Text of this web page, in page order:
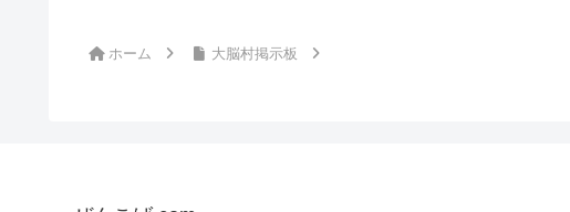
ホーム 大脳村掲示板